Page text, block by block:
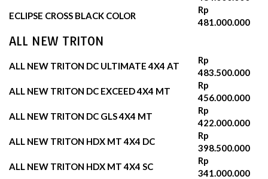
ECLIPSE CROSS BLACK COLOR
Rp
481.000.000
ALL NEW TRITON
ALL NEW TRITON DC ULTIMATE 4X4 AT
Rp
483.500.000
ALL NEW TRITON DC EXCEED 4X4 MT
Rp
456.000.000
ALL NEW TRITON DC GLS 4X4 MT
Rp
422.000.000
ALL NEW TRITON HDX MT 4X4 DC
Rp
398.500.000
ALL NEW TRITON HDX MT 4X4 SC
Rp
341.000.000